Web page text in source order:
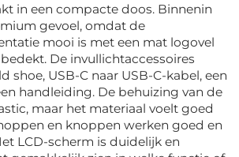
in een compacte doos. Binnenin
gevoel, omdat de
mooi is met een mat logovel
De invullichtaccessoires
shoe, USB-C naar USB-C-kabel, een
handleiding. De behuizing van de
maar het materiaal voelt goed
en knoppen werken goed en
LCD-scherm is duidelijk en